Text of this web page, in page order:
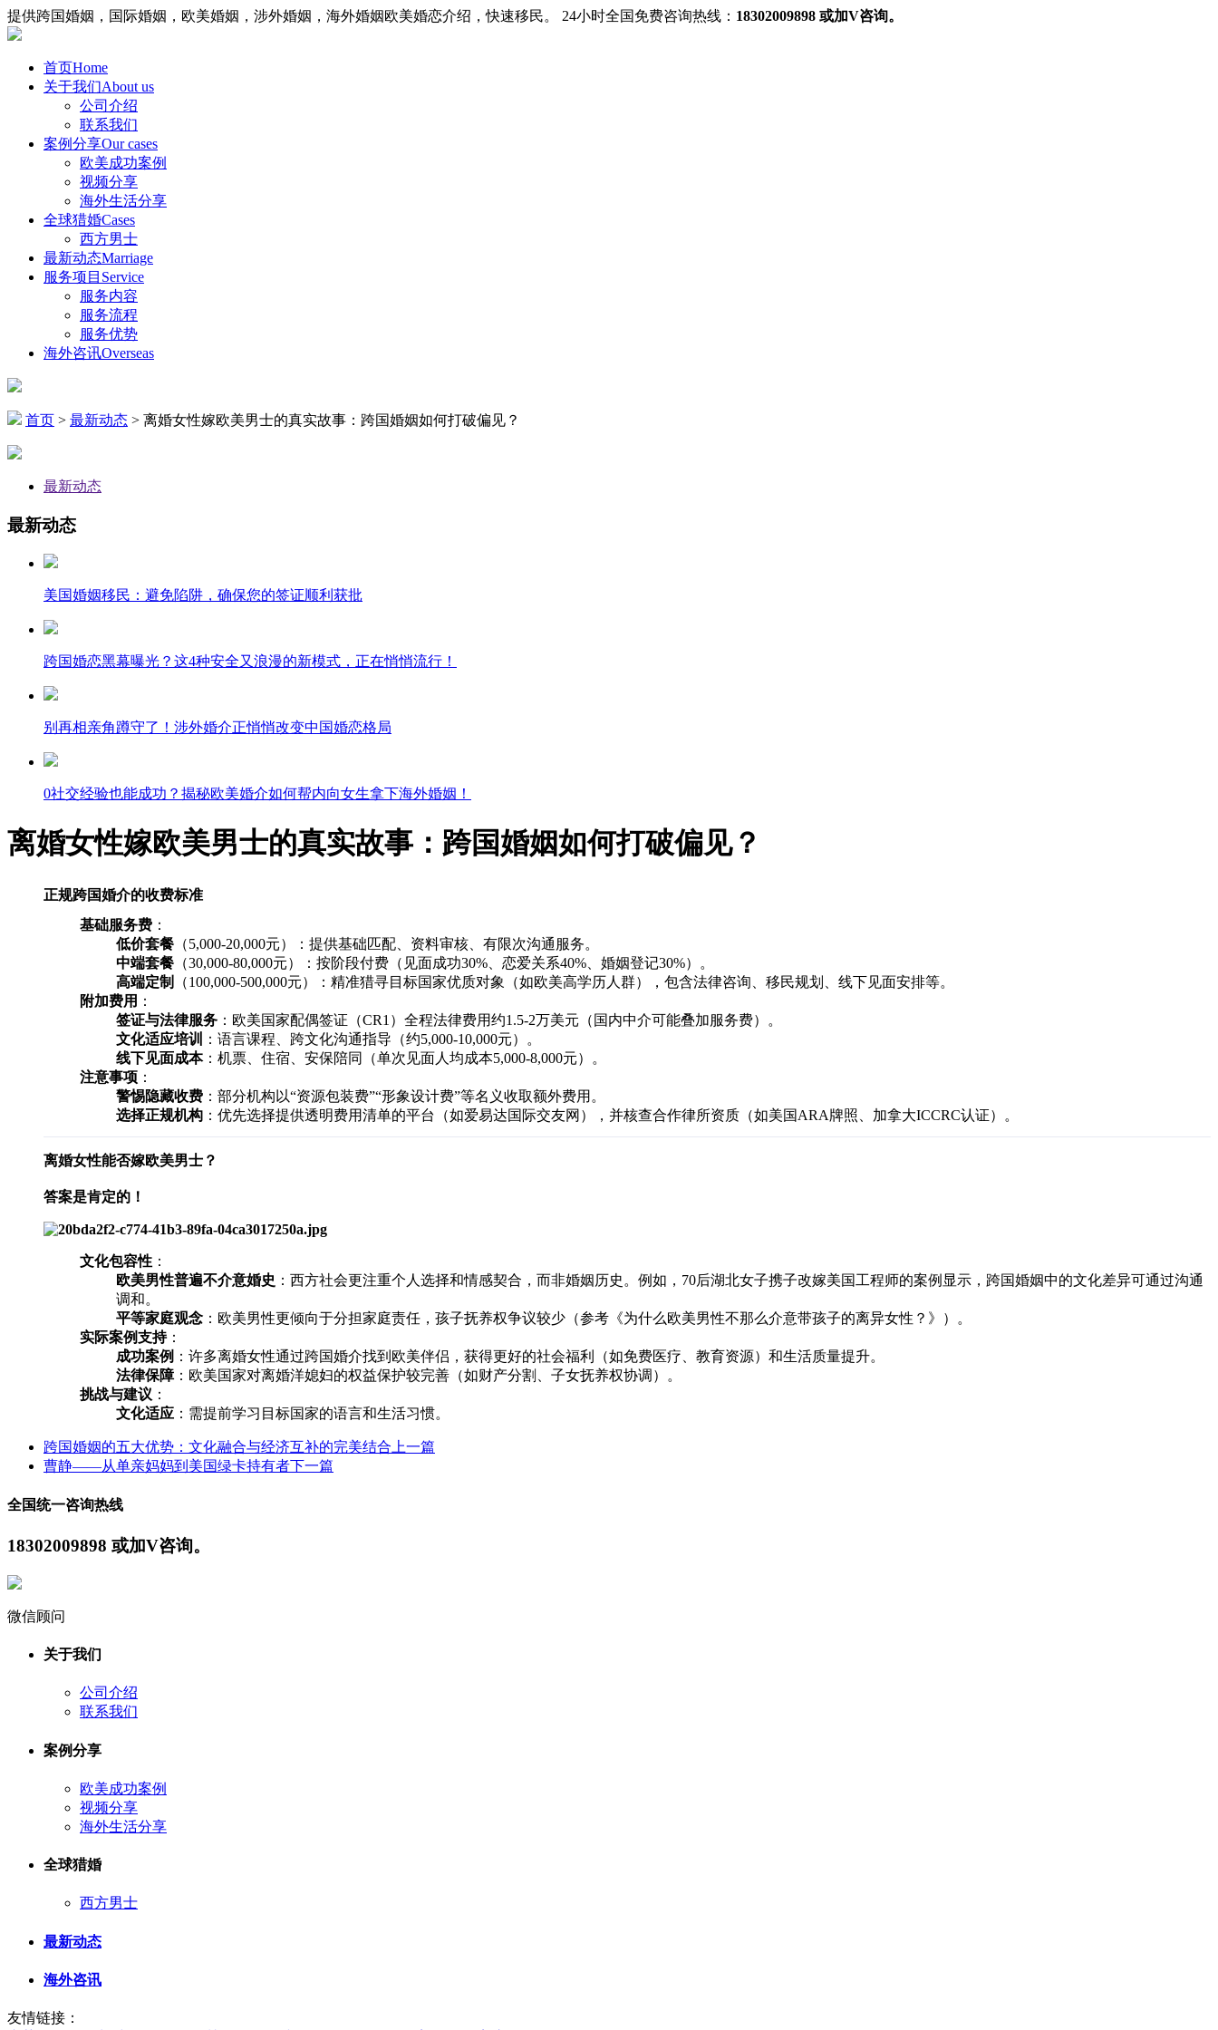
提供跨国婚姻，国际婚姻，欧美婚姻，涉外婚姻，海外婚姻欧美婚恋介绍，快速移民。 24小时全国免费咨询热线： 18302009898 或加V咨询。
首页Home
关于我们About us
公司介绍
联系我们
案例分享Our cases
欧美成功案例
视频分享
海外生活分享
全球猎婚Cases
西方男士
最新动态Marriage
服务项目 Service
服务内容
服务流程
服务优势
海外咨讯Overseas
首页 > 最新动态 > 离婚女性嫁欧美男士的真实故事：跨国婚姻如何打破偏见？
最新动态
最新动态
美国婚姻移民：避免陷阱，确保您的签证顺利获批
跨国婚恋黑幕曝光？这4种安全又浪漫的新模式，正在悄悄流行！
别再相亲角蹲守了！涉外婚介正悄悄改变中国婚恋格局
0社交经验也能成功？揭秘欧美婚介如何帮内向女生拿下海外婚姻！
离婚女性嫁欧美男士的真实故事：跨国婚姻如何打破偏见？
正规跨国婚介的收费标准
基础服务费 ：
低价套餐 （5,000-20,000元）：提供基础匹配、资料审核、有限次沟通服务。
中端套餐 （30,000-80,000元）：按阶段付费（见面成功30%、恋爱关系40%、婚姻登记30%）。
高端定制
（100,000-500,000元）：精准猎寻目标国家优质对象（如欧美高学历人群），包含法律咨询、移民规划、线下见面安排等。
附加费用 ：
签证与法律服务 ：欧美国家配偶签证（CR1）全程法律费用约1.5-2万美元（国内中介可能叠加服务费）。
文化适应培训
：语言课程、跨文化沟通指导（约5,000-10,000元）。
线下见面成本：机票、住宿、安保陪同（单次见面人均成本5,000-8,000元）。
注意事项 ：
警惕隐藏收费 ：部分机构以“资源包装费”“形象设计费”等名义收取额外费用。
选择正规机构 ：优先选择提供透明费用清单的平台（如爱易达国际交友网），并核查合作律所资质（如美国ARA牌照、加拿大ICCRC认证）。
离婚女性能否嫁欧美男士？
答案是肯定的！
文化包容性 ：
欧美男性普遍不介意婚史 ：西方社会更注重个人选择和情感契合，而非婚姻历史。例如，70后湖北女子携子改嫁美国工程师的案例显示，跨国婚姻中的文化差异可通过沟通
调和。
平等家庭观念 ：欧美男性更倾向于分担家庭责任，孩子抚养权争议较少（参考《为什么欧美男性不那么介意带孩子的离异女性？》）。
实际案例支持：
成功案例 ：许多离婚女性通过跨国婚介找到欧美伴侣，获得更好的社会福利（如免费医疗、教育资源）和生活质量提升。
法律保障：欧美国家对离婚洋媳妇的权益保护较完善（如财产分割、子女抚养权协调）。
挑战与建议 ：
文化适应 ：需提前学习目标国家的语言和生活习惯。
跨国婚姻的五大优势：文化融合与经济互补的完美结合上一篇
曹静——从单亲妈妈到美国绿卡持有者 下一篇
全国统一咨询热线
18302009898 或加V咨询。
微信顾问
关于我们
公司介绍
联系我们
案例分享
欧美成功案例
视频分享
海外生活分享
全球猎婚
西方男士
最新动态
海外咨讯
友情链接：